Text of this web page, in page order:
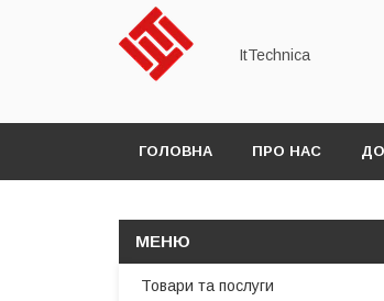
ItTechnica
ГОЛОВНА ПРО НАС
Товари та послуги